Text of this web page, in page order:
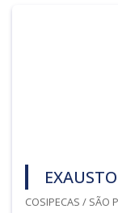
COSIPECAS / SÃO